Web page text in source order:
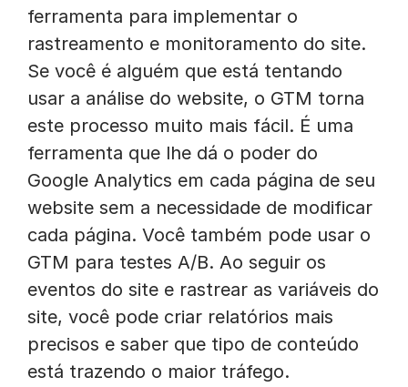
ferramenta para implementar o
rastreamento e monitoramento do site.
Se você é alguém que está tentando
usar a análise do website, o GTM torna
este processo muito mais fácil. É uma
ferramenta que lhe dá o poder do
Google Analytics em cada página de seu
website sem a necessidade de modificar
cada página. Você também pode usar o
GTM para testes A/B. Ao seguir os
eventos do site e rastrear as variáveis do
site, você pode criar relatórios mais
precisos e saber que tipo de conteúdo
está trazendo o maior tráfego.